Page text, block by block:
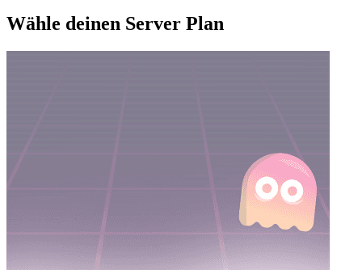
Wähle deinen Server Plan